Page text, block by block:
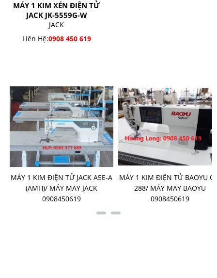
MÁY 1 KIM XÉN ĐIỆN TỬ
JACK JK-5559G-W
JACK
Liên Hệ:0908 450 619
MÁY 1 KIM ĐIỆN TỬ JACK A5E-A
(AMH)/ MÁY MAY JACK
0908450619
MÁY 1 KIM ĐIỆN TỬ BAOYU
288/ MÁY MAY BAOYU
0908450619